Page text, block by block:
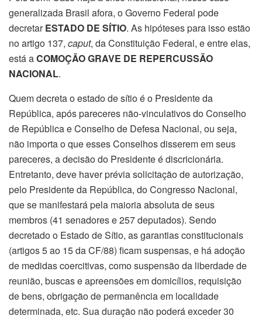
generalizada Brasil afora, o Governo Federal pode
decretarESTADO DE SÍTIO. As hipóteses para isso estão
no artigo 137, caput, da Constituição Federal, e entre elas,
está aCOMOÇÃO GRAVE DE REPERCUSSÃO
NACIONAL.
Quem decreta o estado de sítio é o Presidente da
República, após pareceres não-vinculativos do Conselho
de República e Conselho de Defesa Nacional, ou seja,
não importa o que esses Conselhos disserem em seus
pareceres, a decisão do Presidente é discricionária.
Entretanto, deve haver prévia solicitação de autorização,
pelo Presidente da República, do Congresso Nacional,
que se manifestará pela maioria absoluta de seus
membros (41 senadores e 257 deputados). Sendo
decretado o Estado de Sítio, as garantias constitucionais
(artigos 5 ao 15 da CF/88) ficam suspensas, e há adoção
de medidas coercitivas, como suspensão da liberdade de
reunião, buscas e apreensões em domicílios, requisição
de bens, obrigação de permanência em localidade
determinada, etc. Sua duração não poderá exceder 30